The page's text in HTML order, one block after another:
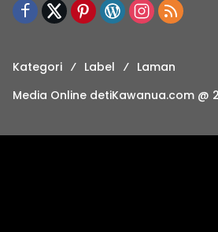
Kategori Label
Laman
Media Online detiKawanua.com @